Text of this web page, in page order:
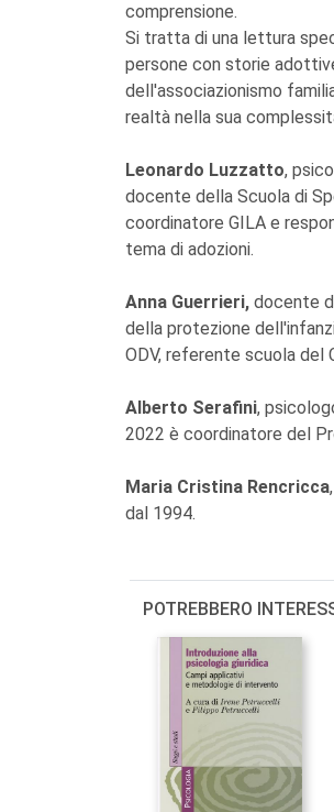
comprensione.
Si tratta di una lettura
persone con storie
dell'associazionismo
realtà nella sua
Leonardo Luzzatto,
docente della Scuola di
coordinatore GILA e
tema di adozioni.
Anna Guerrieri, docente
della protezione
ODV, referente scuola del
Alberto Serafini,
2022 è coordinatore del
Maria Cristina Rencricca
dal 1994.
POTREBBERO